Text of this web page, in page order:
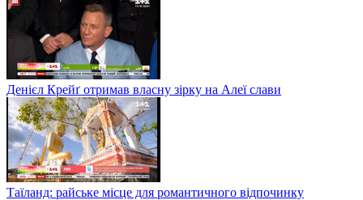
Денієл Крейґ отримав власну зірку на Алеї слави
Таїланд: райське місце для романтичного відпочинку